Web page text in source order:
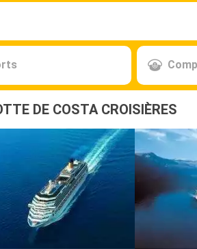
DE COSTA CROISIÈRES